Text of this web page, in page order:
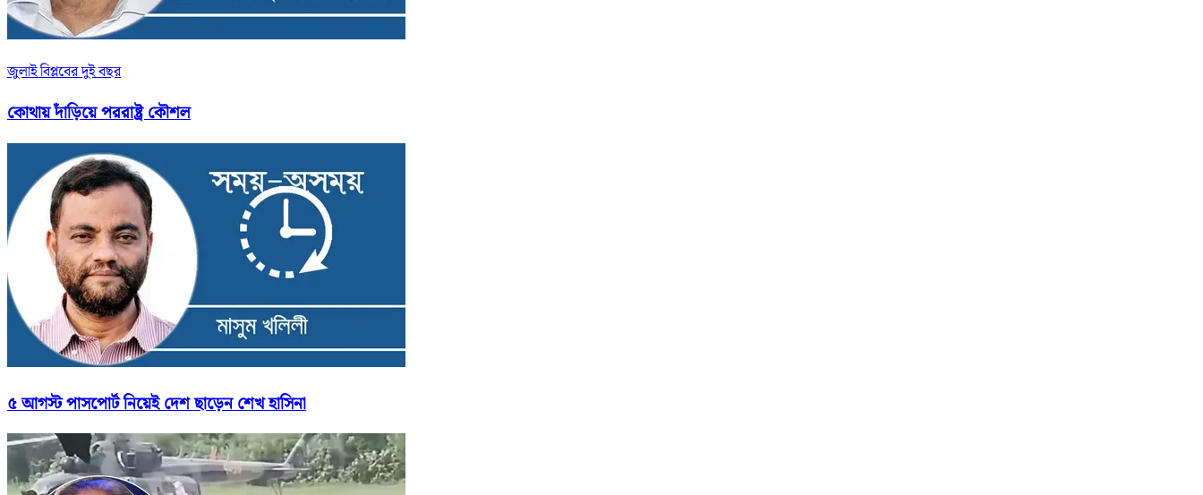
জুলাই বিপ্লবের দুই বছর
কোথায় দাঁড়িয়ে পররাষ্ট্র কৌশল
৫ আগস্ট পাসপোর্ট নিয়েই দেশ ছাড়েন শেখ হাসিনা